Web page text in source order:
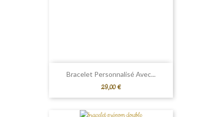
Bracelet Personnalisé Avec...
Prix
29,00 €